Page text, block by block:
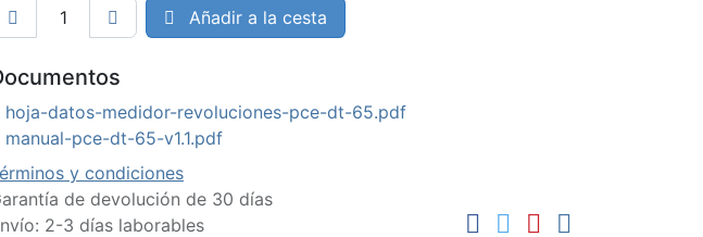
Añadir a la cesta
hoja-datos-medidor-revoluciones-pce-dt-65.pdf
manual-pce-dt-65-v1.1.pdf
y condiciones
de devolución de 30 días
2-3 días laborables